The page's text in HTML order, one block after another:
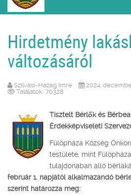
Hirdetmény
változásáról
Szilvási-Hazag Imre
2024.
Találatok: 70328
Tisztelt Bérlők és
Érdekképviseleti
Fülöpháza Község
testülete, mint
tulajdonában álló
február 1. napjától alkalmazandó
szerint határozza meg: